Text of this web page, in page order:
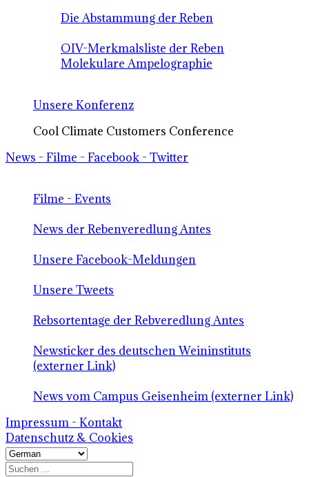
Die Abstammung der Reben
OIV-Merkmalsliste der Reben
Molekulare Ampelographie
Unsere Konferenz
Cool Climate Customers Conference
News - Filme - Facebook - Twitter
Filme - Events
News der Rebenveredlung Antes
Unsere Facebook-Meldungen
Unsere Tweets
Rebsortentage der Rebveredlung Antes
Newsticker des deutschen Weininstituts
(externer Link)
News vom Campus Geisenheim (externer Link)
Impressum - Kontakt
Datenschutz & Cookies